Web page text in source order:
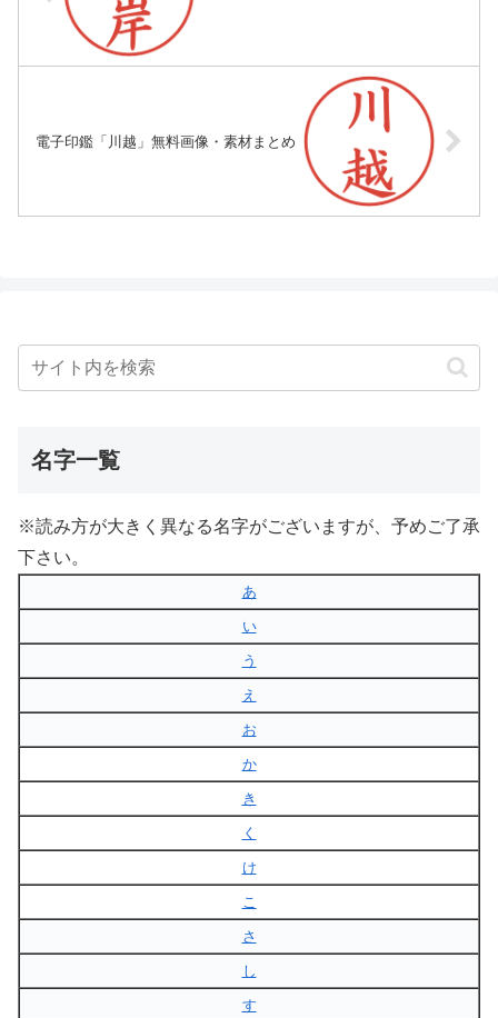
電子印鑑「川越」無料画像・素材まとめ
名字一覧
※読み方が大きく異なる名字がございますが、予めご了承
下さい。
あ
い
う
え
お
か
き
く
け
こ
さ
し
す